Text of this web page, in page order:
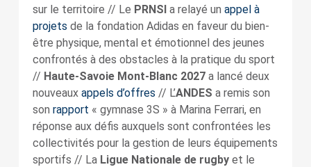
sur le territoire // Le PRNSI a relayé un appel à
projets de la fondation Adidas en faveur du bien-
être physique, mental et émotionnel des jeunes
confrontés à des obstacles à la pratique du sport
// Haute-Savoie Mont-Blanc 2027a lancé deux
nouveaux appels d’offres // L’ANDES a remis son
son rapport « gymnase 3S » à Marina Ferrari, en
réponse aux défis auxquels sont confrontées les
collectivités pour la gestion de leurs équipements
sportifs // La Ligue Nationale de rugbyet le